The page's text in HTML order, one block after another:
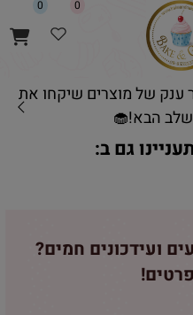
ענק של מוצרים שיקחו את
הבא!🧁
0 0
גם ב:
ועידכונים חמים?